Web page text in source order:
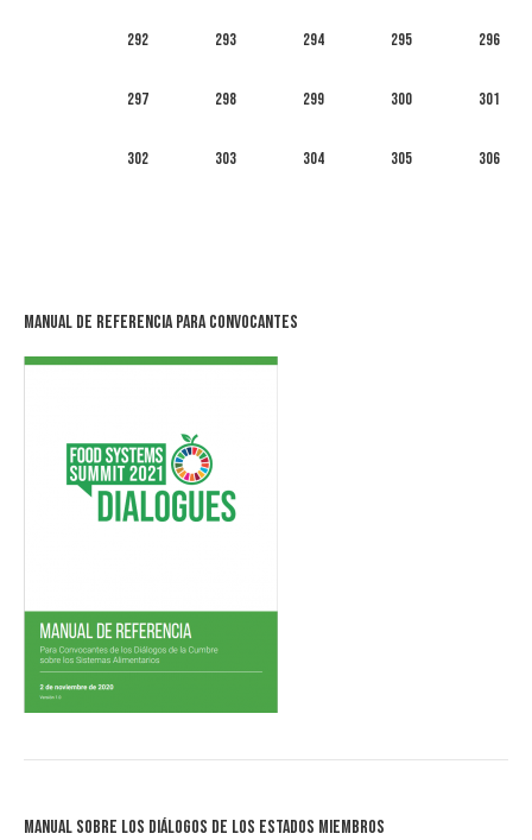
292 293 294 295 296
297 298 299 300 301
302 303 304 305 306
Manual de Referencia para Convocantes
Manual sobre los Diálogos de los Estados Miembros